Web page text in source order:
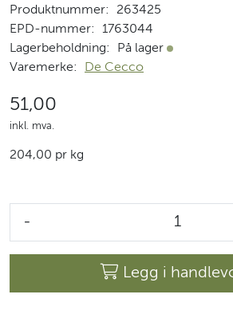
Produktnummer:
263425
EPD-nummer:
1763044
Lagerbeholdning:
På lager På lager
Varemerke: De Cecco
51,00
inkl. mva.
204,00 pr kg
-
Legg i